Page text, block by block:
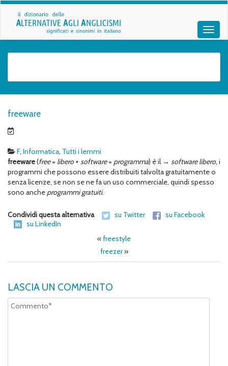
freeware
F, Informatica, Tutti i lemmi
freeware(free= libero+ software= programma) è il → software libero, i
programmi che possono essere distribuiti talvolta gratuitamente o
senza licenze, se non se ne fa un uso commerciale, quindi spesso
sono anche programmi gratuiti.
Condividi questa alternativa su Twitter
su Facebook
su LinkedIn
«freestyle
freezer»
LASCIA UN COMMENTO